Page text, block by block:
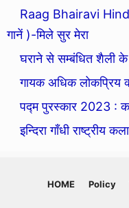
Raag Bhairavi
गानें )-मिले सुर मेरा
घराने से सम्बंधित शैली
गायक अधिक लोकप्रिय
पद्म पुरस्कार 2023 :
इन्दिरा गाँधी राष्ट्रीय
HOME Policy